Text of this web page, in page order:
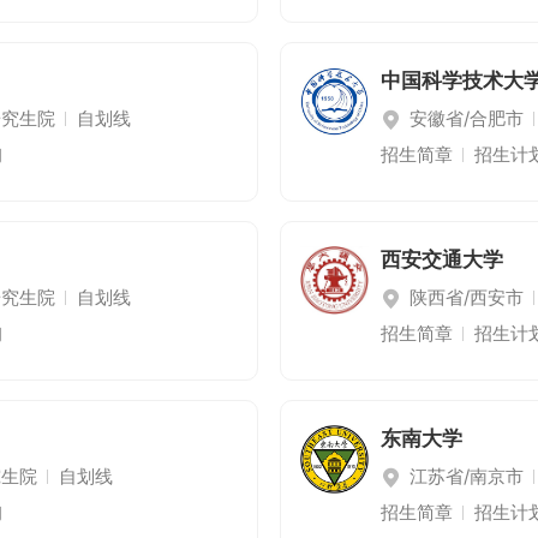
生院
自划线
中国科学技术大
安徽省/合肥市
招生简章
招生计
生院
自划线
西安交通大学
陕西省/西安市
招生简章
招生计
院
自划线
东南大学
江苏省/南京市
招生简章
招生计